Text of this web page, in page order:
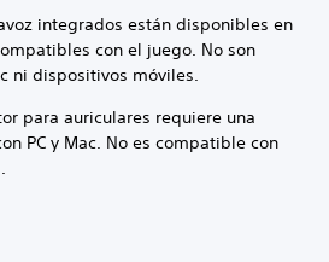
integrados están disponibles en
con el juego. No son
ni dispositivos móviles.
para auriculares requiere una
PC y Mac. No es compatible con